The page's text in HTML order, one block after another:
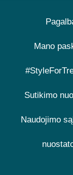
Mano
Sutikimo
Naudojimo